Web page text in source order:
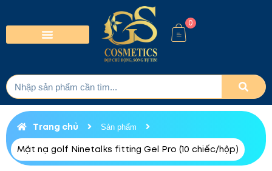
0
Trang chủ Sản phẩm
Mặt nạ golf Ninetalks fitting Gel Pro (10 chiếc/hộp)